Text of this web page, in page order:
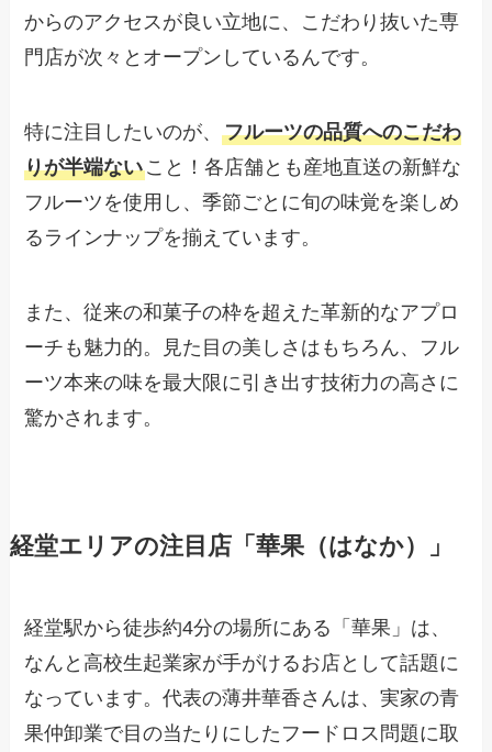
からのアクセスが良い立地に、こだわり抜いた専
門店が次々とオープンしているんです。
特に注目したいのが、フルーツの品質へのこだわ
りが半端ないこと！各店舗とも産地直送の新鮮な
フルーツを使用し、季節ごとに旬の味覚を楽しめ
るラインナップを揃えています。
また、従来の和菓子の枠を超えた革新的なアプロ
ーチも魅力的。見た目の美しさはもちろん、フル
ーツ本来の味を最大限に引き出す技術力の高さに
驚かされます。
経堂エリアの注目店「華果（はなか）」
経堂駅から徒歩約4分の場所にある「華果」は、
なんと高校生起業家が手がけるお店として話題に
なっています。代表の薄井華香さんは、実家の青
果仲卸業で目の当たりにしたフードロス問題に取